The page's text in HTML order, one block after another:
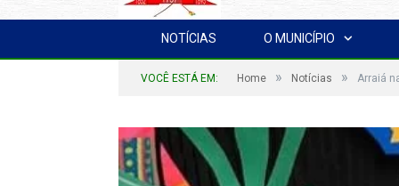
NOTÍCIAS O MUNICÍPIO
VOCÊ ESTÁ EM: Home » Notícias » Arraiá